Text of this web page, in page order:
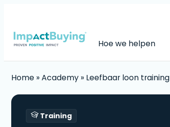
content
Hoe we helpen
Home »Academy » Leefbaar loon training
Training